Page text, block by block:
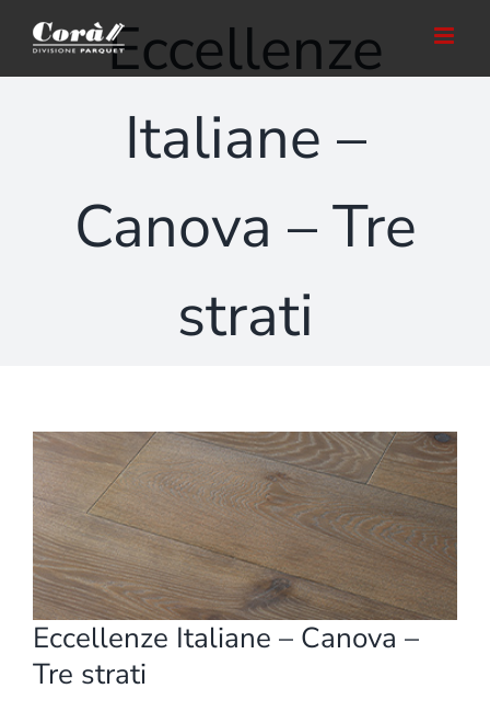
contenuto Eccellenze
Italiane –
Canova – Tre
strati
Ingrandisci
immagine
Eccellenze Italiane – Canova –
Tre strati